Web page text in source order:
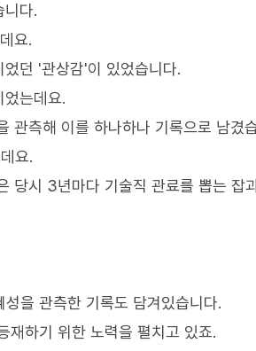
니다.
요.
던 '관상감'이 있었습니다.
는데요.
관측해 이를 하나하나 기록으로 남겼
요.
당시 3년마다 기술직 관료를 뽑는 잡
을 관측한 기록도 담겨있습니다.
재하기 위한 노력을 펼치고 있죠.